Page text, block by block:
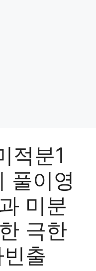
적분1
풀이영
미분
극한
출